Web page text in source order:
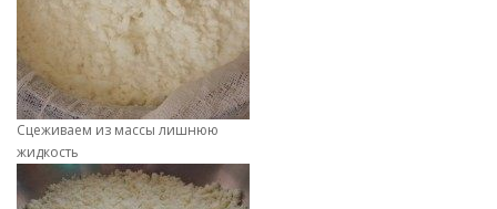
Сцеживаем из массы лишнюю
жидкость